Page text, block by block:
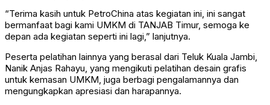
“Terima kasih untuk PetroChina atas kegiatan ini, ini sangat
bermanfaat bagi kami UMKM di TANJAB Timur, semoga ke
depan ada kegiatan seperti ini lagi,” lanjutnya.
Peserta pelatihan lainnya yang berasal dari Teluk Kuala Jambi,
Nanik Anjas Rahayu, yang mengikuti pelatihan desain grafis
untuk kemasan UMKM, juga berbagi pengalamannya dan
mengungkapkan apresiasi dan harapannya.